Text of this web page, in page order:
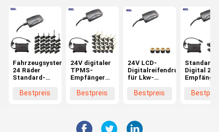
Fahrzeugsystemintegration
24 Räder
Standard-
232 Digitaler
Bestpreis
24V digitaler
TPMS-
Empfänger
Anhänger 22
Bestpreis
24V LCD-
Digitalreifendruckempfänger
für Lkw-
Systeme
Bestpreis
Standard
Digital 232
Empfänger
LKW